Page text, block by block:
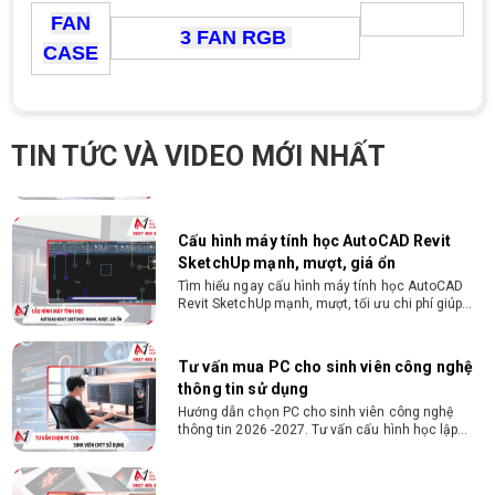
FAN
CASE
3 FAN RGB
TIN TỨC VÀ VIDEO MỚI NHẤT
triệu đồng - Thủ tục cực kì đơn giản: bản sao
CMND và Hộ khẩu - Xét duyệt nhanh chóng trong
vòng 10 phút
họa từ 2D, dựng video đến 3D
Hướng dẫn chọn PC cho sinh viên thiết kế đồ họa
từ 2D, dựng video đến 3D. Cấu hình tối ưu, dùng
SketchUp mạnh, mượt, giá ổn
Tìm hiểu ngay cấu hình máy tính học AutoCAD
Revit SketchUp mạnh, mượt, tối ưu chi phí giúp
dân thiết kế, kiến trúc vận hành mượt mà, không
thông tin sử dụng
Hướng dẫn chọn PC cho sinh viên công nghệ
thông tin 2026 -2027. Tư vấn cấu hình học lập
trình, chạy Docker, máy ảo, Android Studio tối ưu